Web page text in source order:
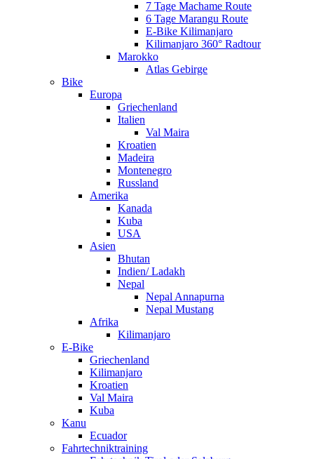
7 Tage Machame Route
6 Tage Marangu Route
E-Bike Kilimanjaro
Kilimanjaro 360° Radtour
Marokko
Atlas Gebirge
Bike
Europa
Griechenland
Italien
Val Maira
Kroatien
Madeira
Montenegro
Russland
Amerika
Kanada
Kuba
USA
Asien
Bhutan
Indien/ Ladakh
Nepal
Nepal Annapurna
Nepal Mustang
Afrika
Kilimanjaro
E-Bike
Griechenland
Kilimanjaro
Kroatien
Val Maira
Kuba
Kanu
Ecuador
Fahrtechniktraining